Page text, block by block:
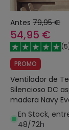
Antes 79,95 €
54,95 €
(5
PROMO
Ventilador de
Silencioso DC
madera Navy
En Stock,
48/72h